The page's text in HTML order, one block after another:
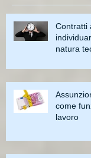
Contratti
natura
come
lavoro